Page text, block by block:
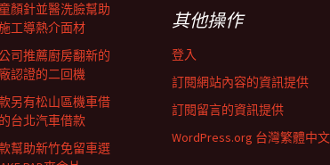
顏針並醫洗臉幫助
工導熱介面材
司推薦廚房翻新的
認證的二回機
另有松山區機車借
台北汽車借款
幫助新竹免留車選
其他操作
登入
訂閱網站內容的資訊提供
訂閱留言的資訊提供
WordPress.org 台灣繁體中文